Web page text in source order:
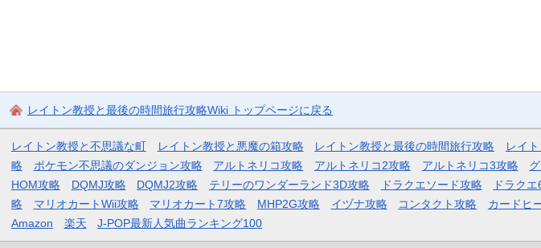
レイトン教授と最後の時間旅行攻略Wiki トップページに戻る
レイトン教授と不思議な町 レイトン教授と悪魔の箱攻略 レイトン教授と最後の時間旅行攻略 レイ
略
ポケモン不思議のダンジョン攻略 アルトネリコ攻略 アルトネリコ2攻略 アルトネリコ3攻略
HOM攻略
DQMJ攻略 DQMJ2攻略 テリーのワンダーランド3D攻略 ドラクエソード攻略 ドラク
略
マリオカートWii攻略 マリオカート7攻略 MHP2G攻略 イヅナ攻略 コンタクト攻略 カードヒ
Amazon
楽天 J-POP最新人気曲ランキング100